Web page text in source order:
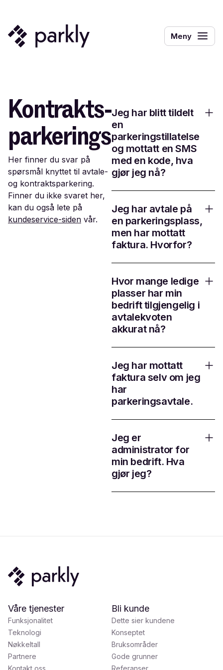
Meny
Kontrakts-
parkerings
Her finner du svar på
spørsmål knyttet til avtale-
og kontraktsparkering.
Finner du ikke svaret her,
kan du også lete på
kundeservice-siden vår.
Jeg har blitt tildelt
en
parkeringstillatelse
og mottatt en SMS
med en kode, hva
gjør jeg nå?
Jeg har avtale på
en parkeringsplass,
men har mottatt
faktura. Hvorfor?
Hvor mange ledige
plasser har min
bedrift tilgjengelig i
avtalekvoten
akkurat nå?
Jeg har mottatt
faktura selv om jeg
har
parkeringsavtale.
Jeg er
administrator for
min bedrift. Hva
gjør jeg?
Våre tjenester
Funksjonalitet
Teknologi
Nøkkeltall
Partnere
Kontakt oss
Bli kunde
Dette sier kundene
Konseptet
Bruksområder
Gode grunner
Referanser